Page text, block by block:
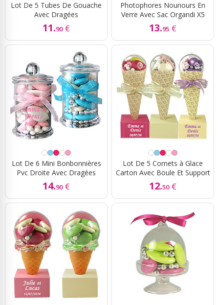
Lot De 5 Tubes De Gouache
Avec Dragées
11.90 €
Photophores Nounours En
Verre Avec Sac Organdi X5
13.95 €
Lot De 6 Mini Bonbonnières
Pvc Droite Avec Dragées
14.90 €
Lot De 5 Cornets à Glace
Carton Avec Boule Et Support
12.50 €